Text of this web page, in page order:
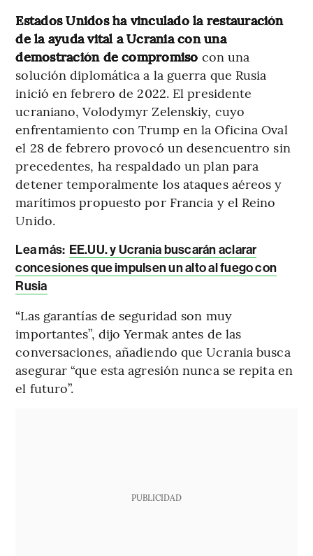
Estados Unidos ha vinculado la restauración
de la ayuda vital a Ucrania con una
demostración de compromiso con una
solución diplomática a la guerra que Rusia
inició en febrero de 2022. El presidente
ucraniano, Volodymyr Zelenskiy, cuyo
enfrentamiento con Trump en la Oficina Oval
el 28 de febrero provocó un desencuentro sin
precedentes, ha respaldado un plan para
detener temporalmente los ataques aéreos y
marítimos propuesto por Francia y el Reino
Unido.
Lea más: EE.UU. y Ucrania buscarán aclarar
concesiones que impulsen un alto al fuego con
Rusia
“Las garantías de seguridad son muy
importantes”, dijo Yermak antes de las
conversaciones, añadiendo que Ucrania busca
asegurar “que esta agresión nunca se repita en
el futuro”.
PUBLICIDAD